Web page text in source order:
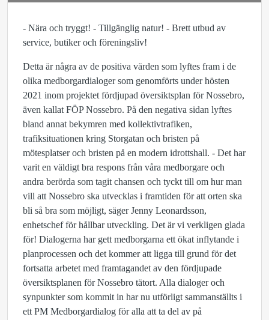
- Nära och tryggt! - Tillgänglig natur! - Brett utbud av
service, butiker och föreningsliv!
Detta är några av de positiva värden som lyftes fram i de
olika medborgardialoger som genomförts under hösten
2021 inom projektet fördjupad översiktsplan för Nossebro,
även kallat FÖP Nossebro. På den negativa sidan lyftes
bland annat bekymren med kollektivtrafiken,
trafiksituationen kring Storgatan och bristen på
mötesplatser och bristen på en modern idrottshall. - Det har
varit en väldigt bra respons från våra medborgare och
andra berörda som tagit chansen och tyckt till om hur man
vill att Nossebro ska utvecklas i framtiden för att orten ska
bli så bra som möjligt, säger Jenny Leonardsson,
enhetschef för hållbar utveckling. Det är vi verkligen glada
för! Dialogerna har gett medborgarna ett ökat inflytande i
planprocessen och det kommer att ligga till grund för det
fortsatta arbetet med framtagandet av den fördjupade
översiktsplanen för Nossebro tätort. Alla dialoger och
synpunkter som kommit in har nu utförligt sammanställts i
ett PM Medborgardialog för alla att ta del av på